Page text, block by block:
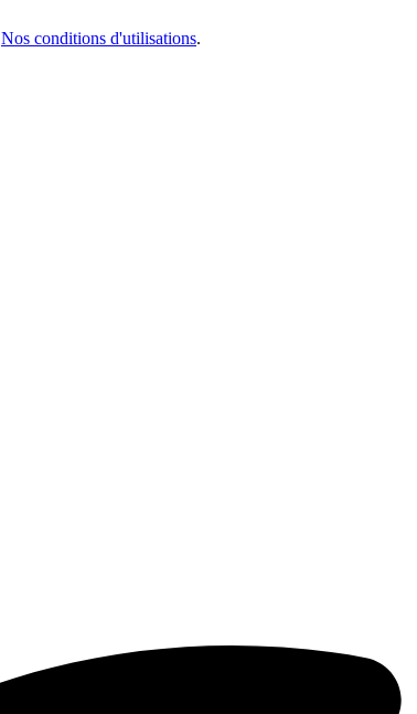
Nos conditions d'utilisations.